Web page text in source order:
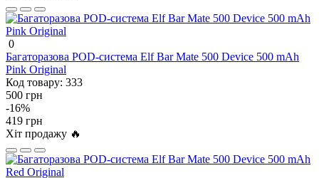
0
Багаторазова POD-система Elf Bar Mate 500 Device 500 mAh
Pink Original
Код товару: 333
500 грн
-16%
419 грн
Хіт продажу 🔥